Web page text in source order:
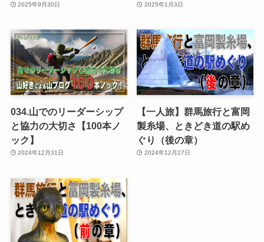
2025年9月30日 2025年1月3日
034.山でのリーダーシップ
と協力の大切さ【100本ノ
ック】
2024年12月31日
【一人旅】群馬旅行と富岡
製糸場、ときどき道の駅め
ぐり（後の章）
2024年12月27日